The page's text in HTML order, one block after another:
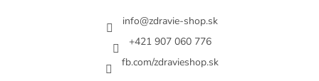
info@zdravie-shop.sk
+421 907 060 776
fb.com/zdravieshop.sk